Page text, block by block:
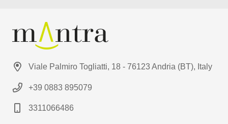
Viale Palmiro Togliatti, 18 - 76123 Andria (BT), Italy
+39 0883 895079
3311066486